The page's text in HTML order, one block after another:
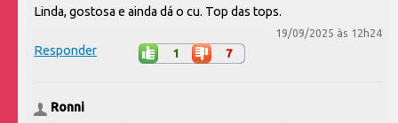
Linda, gostosa e ainda dá o cu. Top das tops.
19/09/2025 às 12h24
Responder 1 7
Ronni